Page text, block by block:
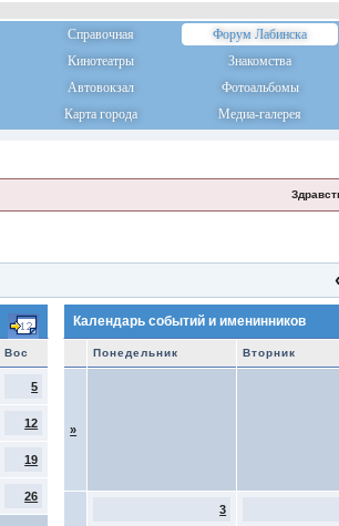
Справочная Форум Лабинска
Кинотеатры Знакомства
Автовокзал Фотоальбомы
Карта города Медиа-галерея
Вос
5
12
19
26
Календарь событий и именинников
Понедельник Вторник
»
3